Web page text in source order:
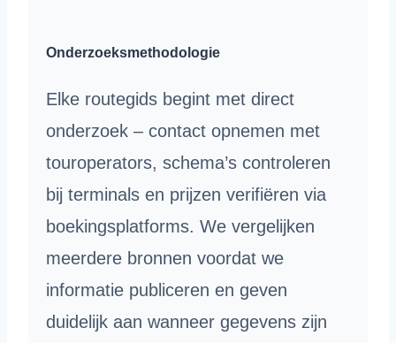
Onderzoeksmethodologie
Elke routegids begint met direct
onderzoek – contact opnemen met
touroperators, schema’s controleren
bij terminals en prijzen verifiëren via
boekingsplatforms. We vergelijken
meerdere bronnen voordat we
informatie publiceren en geven
duidelijk aan wanneer gegevens zijn